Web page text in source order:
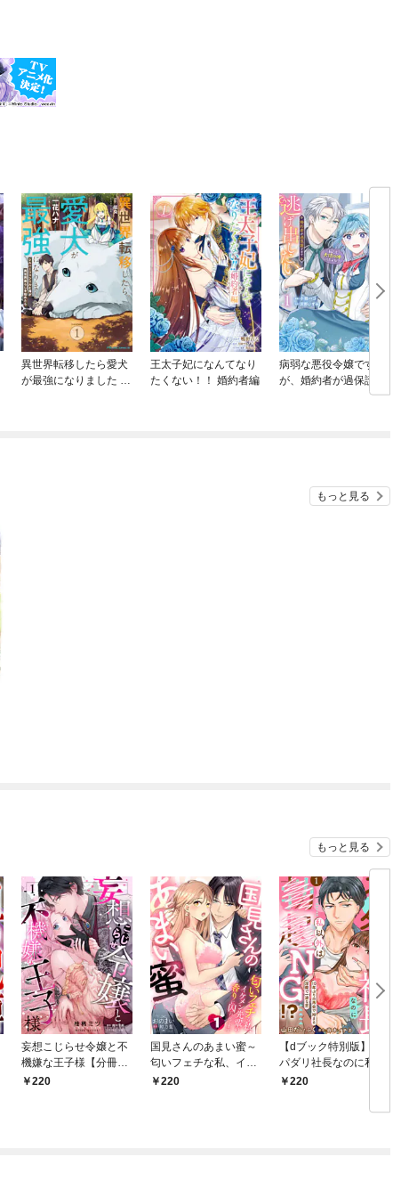
異世界転移したら愛犬
が最強になりました ～
王太子妃になんてなり
たくない！！ 婚約者編
病弱な悪役令嬢です
が、婚約者が過保護す
ぎて逃げ出したい(私た
もっと見る
もっと見る
妄想こじらせ令嬢と不
機嫌な王子様【分冊
版】 1話
220
国見さんのあまい蜜～
匂いフェチな私、イケ
メン先輩の香りに囚わ
220
【dブック特別版】ス
パダリ社長なのに私以
外は××NG！？～10年
靡で一途な恋～【分冊
220